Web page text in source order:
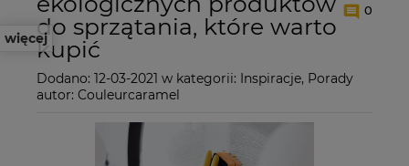
więcejdo sprzątania, które warto
kupić
0
Dodano: 12-03-2021 w kategorii: Inspiracje, Porady
autor: Couleurcaramel